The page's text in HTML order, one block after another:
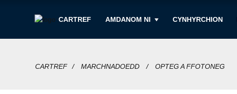
CARTREF AMDANOM NI CYNHYRCHION
CARTREF MARCHNADOEDD OPTEG A FFOTONEG